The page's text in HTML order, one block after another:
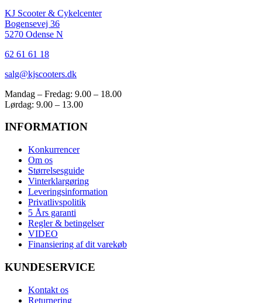
KJ Scooter & Cykelcenter
Bogensevej 36
5270 Odense N
62 61 61 18
salg@kjscooters.dk
Mandag – Fredag: 9.00 – 18.00
Lørdag: 9.00 – 13.00
INFORMATION
Konkurrencer
Om os
Størrelsesguide
Vinterklargøring
Leveringsinformation
Privatlivspolitik
5 Års garanti
Regler & betingelser
VIDEO
Finansiering af dit varekøb
KUNDESERVICE
Kontakt os
Returnering